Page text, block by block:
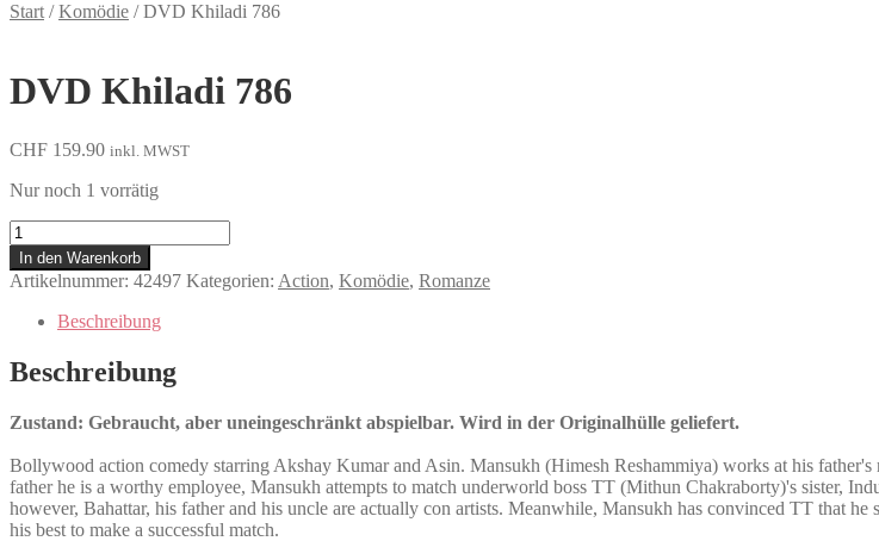
Start /Komödie /DVD Khiladi 786
DVD Khiladi 786
CHF 159.90 inkl. MWST
Nur noch 1 vorrätig
Khiladi
786
Menge
In den Warenkorb
Artikelnummer: 42497 Kategorien: Action, Komödie, Romanze
Beschreibung
Beschreibung
Zustand: Gebraucht, aber uneingeschränkt abspielbar. Wird in der Originalhülle geliefert.
Bollywood action comedy starring Akshay Kumar and Asin. Mansukh (Himesh Reshammiya) works at his
father he is a worthy employee, Mansukh attempts to match underworld boss TT (Mithun Chakraborty)'s sister,
however, Bahattar, his father and his uncle are actually con artists. Meanwhile, Mansukh has convinced TT that
his best to make a successful match.